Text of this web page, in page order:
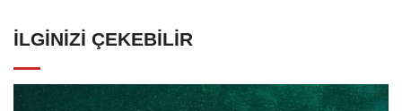
İLGINIZI ÇEKEBILIR